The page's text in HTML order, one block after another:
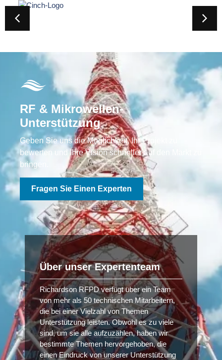
RF & Mikrowellen-
Unterstützung
Geben Sie uns die Möglichkeit, Ihr Projekt zu
bewerten und Ihre Vision schneller auf den Markt zu
bringen.
Fragen Sie Einen Experten
Über unser Expertenteam
Richardson RFPD verfügt über ein Team
von mehr als 50 technischen Mitarbeitern,
die bei einer Vielzahl von Themen
Unterstützung leisten. Obwohl es zu viele
sind, um sie alle aufzuzählen, haben wir
bestimmte Themen hervorgehoben, die
einen Eindruck von unserer Unterstützung